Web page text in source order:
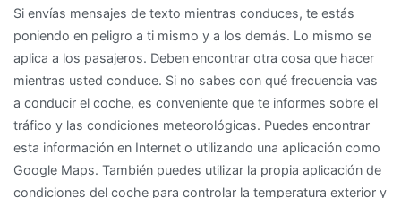
Si envías mensajes de texto mientras conduces, te estás
poniendo en peligro a ti mismo y a los demás. Lo mismo se
aplica a los pasajeros. Deben encontrar otra cosa que hacer
mientras usted conduce. Si no sabes con qué frecuencia vas
a conducir el coche, es conveniente que te informes sobre el
tráfico y las condiciones meteorológicas. Puedes encontrar
esta información en Internet o utilizando una aplicación como
Google Maps. También puedes utilizar la propia aplicación de
condiciones del coche para controlar la temperatura exterior y